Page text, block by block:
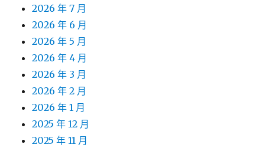
2026 年 7 月
2026 年 6 月
2026 年 5 月
2026 年 4 月
2026 年 3 月
2026 年 2 月
2026 年 1 月
2025 年 12 月
2025 年 11 月